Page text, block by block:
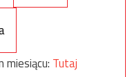
miesiącu: Tutaj